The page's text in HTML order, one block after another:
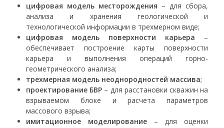
цифровая модель месторождения – для сбора,
анализа и хранения геологической и
технологической информации в трехмерном виде;
цифровая модель поверхности карьера –
обеспечивает построение карты поверхности
карьера и выполнения операций горно-
геометрического анализа;
трехмерная модель неоднородностей массива;
проектирование БВР – для расстановки скважин на
взрываемом блоке и расчета параметров
массового взрыва;
имитационное моделирование – для оценки